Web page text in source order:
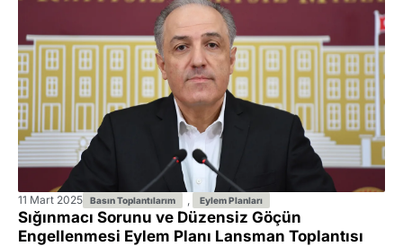
11 Mart 2025 Basın Toplantılarım Eylem Planları
Sığınmacı Sorunu ve Düzensiz Göçün
Engellenmesi Eylem Planı Lansman Toplantısı